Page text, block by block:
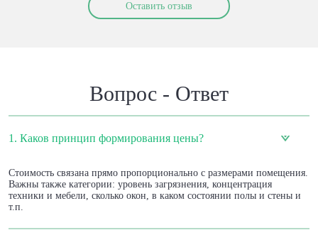
Оставить отзыв
Вопрос - Ответ
1. Каков принцип формирования цены?
Стоимость связана прямо пропорционально с размерами помещения.
Важны также категории: уровень загрязнения, концентрация
техники и мебели, сколько окон, в каком состоянии полы и стены и
т.п.